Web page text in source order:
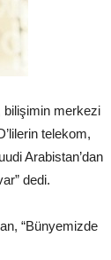
bilişimin merkezi
telekom,
Arabistan’dan
dedi.
“Bünyemizde